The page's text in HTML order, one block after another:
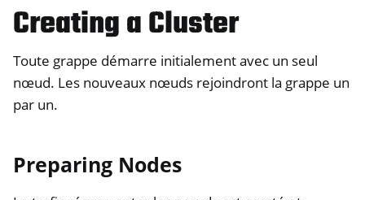
Creating a Cluster
Toute grappe démarre initialement avec un seul
nœud. Les nouveaux nœuds rejoindront la grappe un
par un.
Preparing Nodes